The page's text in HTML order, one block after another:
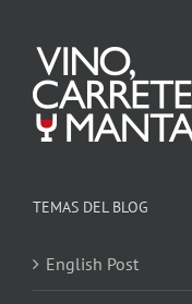
TEMAS DEL BLOG
English Post